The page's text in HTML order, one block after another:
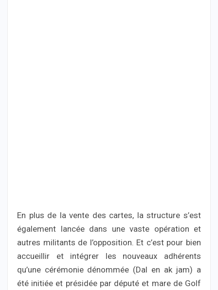
En plus de la vente des cartes, la structure s’est
également lancée dans une vaste opération et
autres militants de l’opposition. Et c’est pour bien
accueillir et intégrer les nouveaux adhérents
qu’une cérémonie dénommée (Dal en ak jam) a
été initiée et présidée par député et mare de Golf